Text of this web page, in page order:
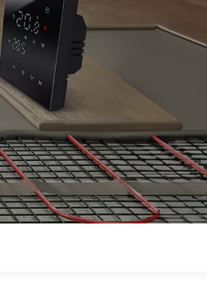
Polski